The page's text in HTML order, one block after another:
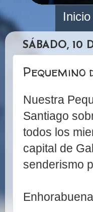
Inicio
SÁBADO, 10
Nuestra
Santiago
todos los
capital de
senderismo